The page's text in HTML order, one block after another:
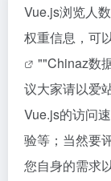
Vue.js浏览人
权重信息，可
""Chinaz数
议大家请以爱
Vue.js的访问
验等；当然要
您自身的需求